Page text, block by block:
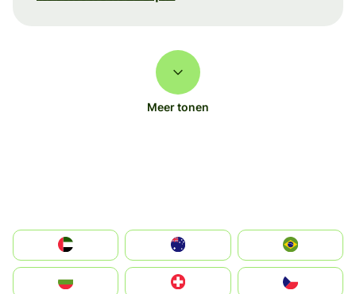
Meer tonen
الإمارات العربية المتحدة
Switzerland